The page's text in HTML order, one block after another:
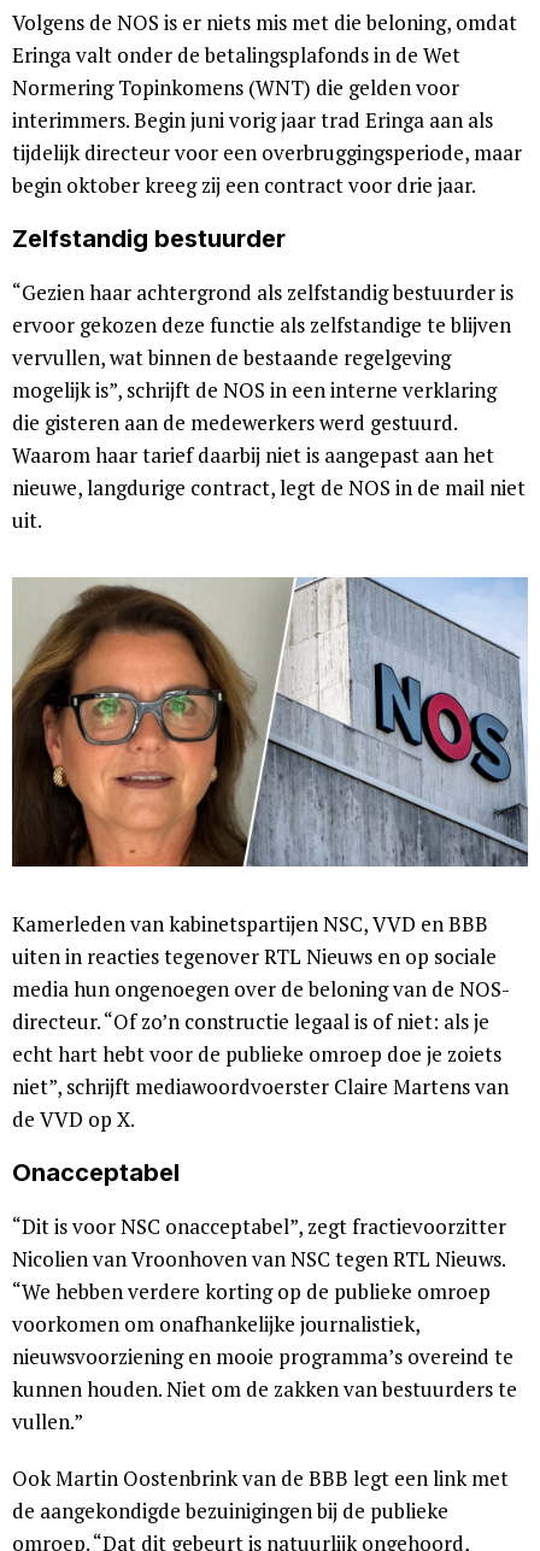
Volgens de NOS is er niets mis met die beloning, omdat
Eringa valt onder de betalingsplafonds in de Wet
Normering Topinkomens (WNT) die gelden voor
interimmers. Begin juni vorig jaar trad Eringa aan als
tijdelijk directeur voor een overbruggingsperiode, maar
begin oktober kreeg zij een contract voor drie jaar.
Zelfstandig bestuurder
“Gezien haar achtergrond als zelfstandig bestuurder is
ervoor gekozen deze functie als zelfstandige te blijven
vervullen, wat binnen de bestaande regelgeving
mogelijk is”, schrijft de NOS in een interne verklaring
die gisteren aan de medewerkers werd gestuurd.
Waarom haar tarief daarbij niet is aangepast aan het
nieuwe, langdurige contract, legt de NOS in de mail niet
uit.
Kamerleden van kabinetspartijen NSC, VVD en BBB
uiten in reacties tegenover RTL Nieuws en op sociale
media hun ongenoegen over de beloning van de NOS-
directeur. “Of zo’n constructie legaal is of niet: als je
echt hart hebt voor de publieke omroep doe je zoiets
niet”, schrijft mediawoordvoerster Claire Martens van
de VVD op X.
Onacceptabel
“Dit is voor NSC onacceptabel”, zegt fractievoorzitter
Nicolien van Vroonhoven van NSC tegen RTL Nieuws.
“We hebben verdere korting op de publieke omroep
voorkomen om onafhankelijke journalistiek,
nieuwsvoorziening en mooie programma’s overeind te
kunnen houden. Niet om de zakken van bestuurders te
vullen.”
Ook Martin Oostenbrink van de BBB legt een link met
de aangekondigde bezuinigingen bij de publieke
omroep. “Dat dit gebeurt is natuurlijk ongehoord,